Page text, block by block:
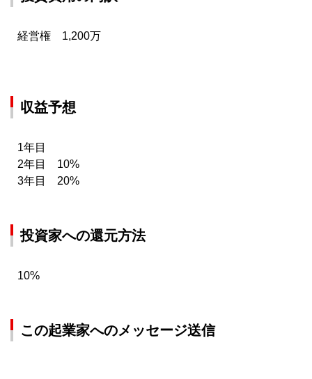
経営権 1,200万
収益予想
1年目
2年目 10%
3年目 20%
投資家への還元方法
10%
この起業家へのメッセージ送信